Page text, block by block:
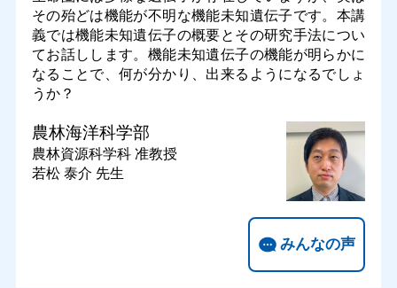
その殆どは機能が不明な機能未知遺伝子です。本講
義では機能未知遺伝子の概要とその研究手法につい
てお話しします。機能未知遺伝子の機能が明らかに
なることで、何が分かり、出来るようになるでしょ
うか？
農林海洋科学部
農林資源科学科 准教授
若松 泰介 先生
みんなの声